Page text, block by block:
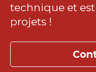
technique et
projets !